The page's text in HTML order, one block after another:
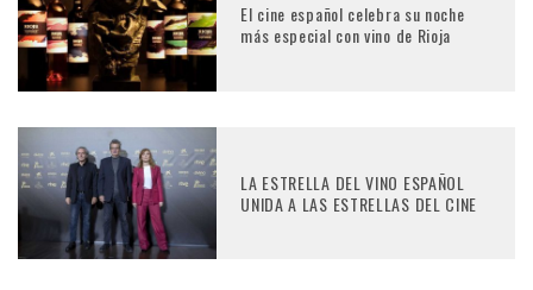
El cine español celebra su noche
más especial con vino de Rioja
LA ESTRELLA DEL VINO ESPAÑOL
UNIDA A LAS ESTRELLAS DEL CINE